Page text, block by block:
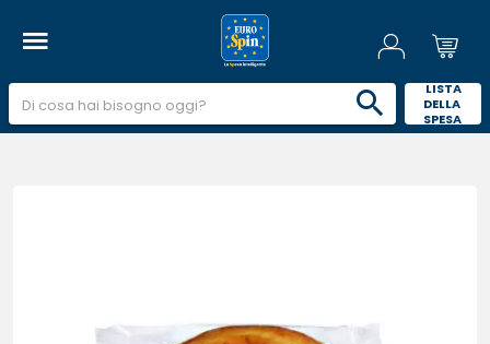
LISTA
DELLA
SPESA